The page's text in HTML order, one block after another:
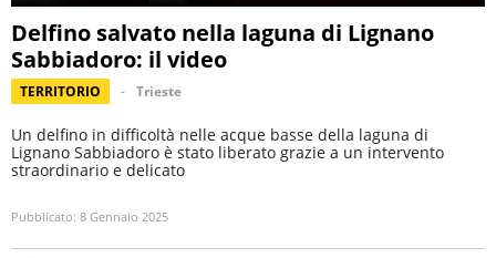
Delfino salvato nella laguna di Lignano
Sabbiadoro: il video
TERRITORIO Trieste
Un delfino in difficoltà nelle acque basse della laguna di
Lignano Sabbiadoro è stato liberato grazie a un intervento
straordinario e delicato
Pubblicato: 8 Gennaio 2025